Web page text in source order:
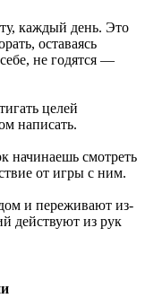
каждый день. Это
оставаясь
не годятся —
целей
написать.
начинаешь смотреть
от игры с ним.
и переживают из-
действуют из рук